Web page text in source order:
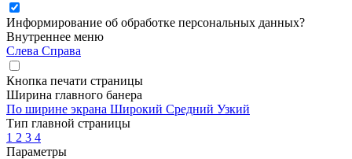
Информирование об обработке персональных данных?
Внутреннее меню
Слева Справа
Кнопка печати страницы
Ширина главного банера
По ширине экрана Широкий Средний Узкий
Тип главной страницы
1 2 3 4
Параметры